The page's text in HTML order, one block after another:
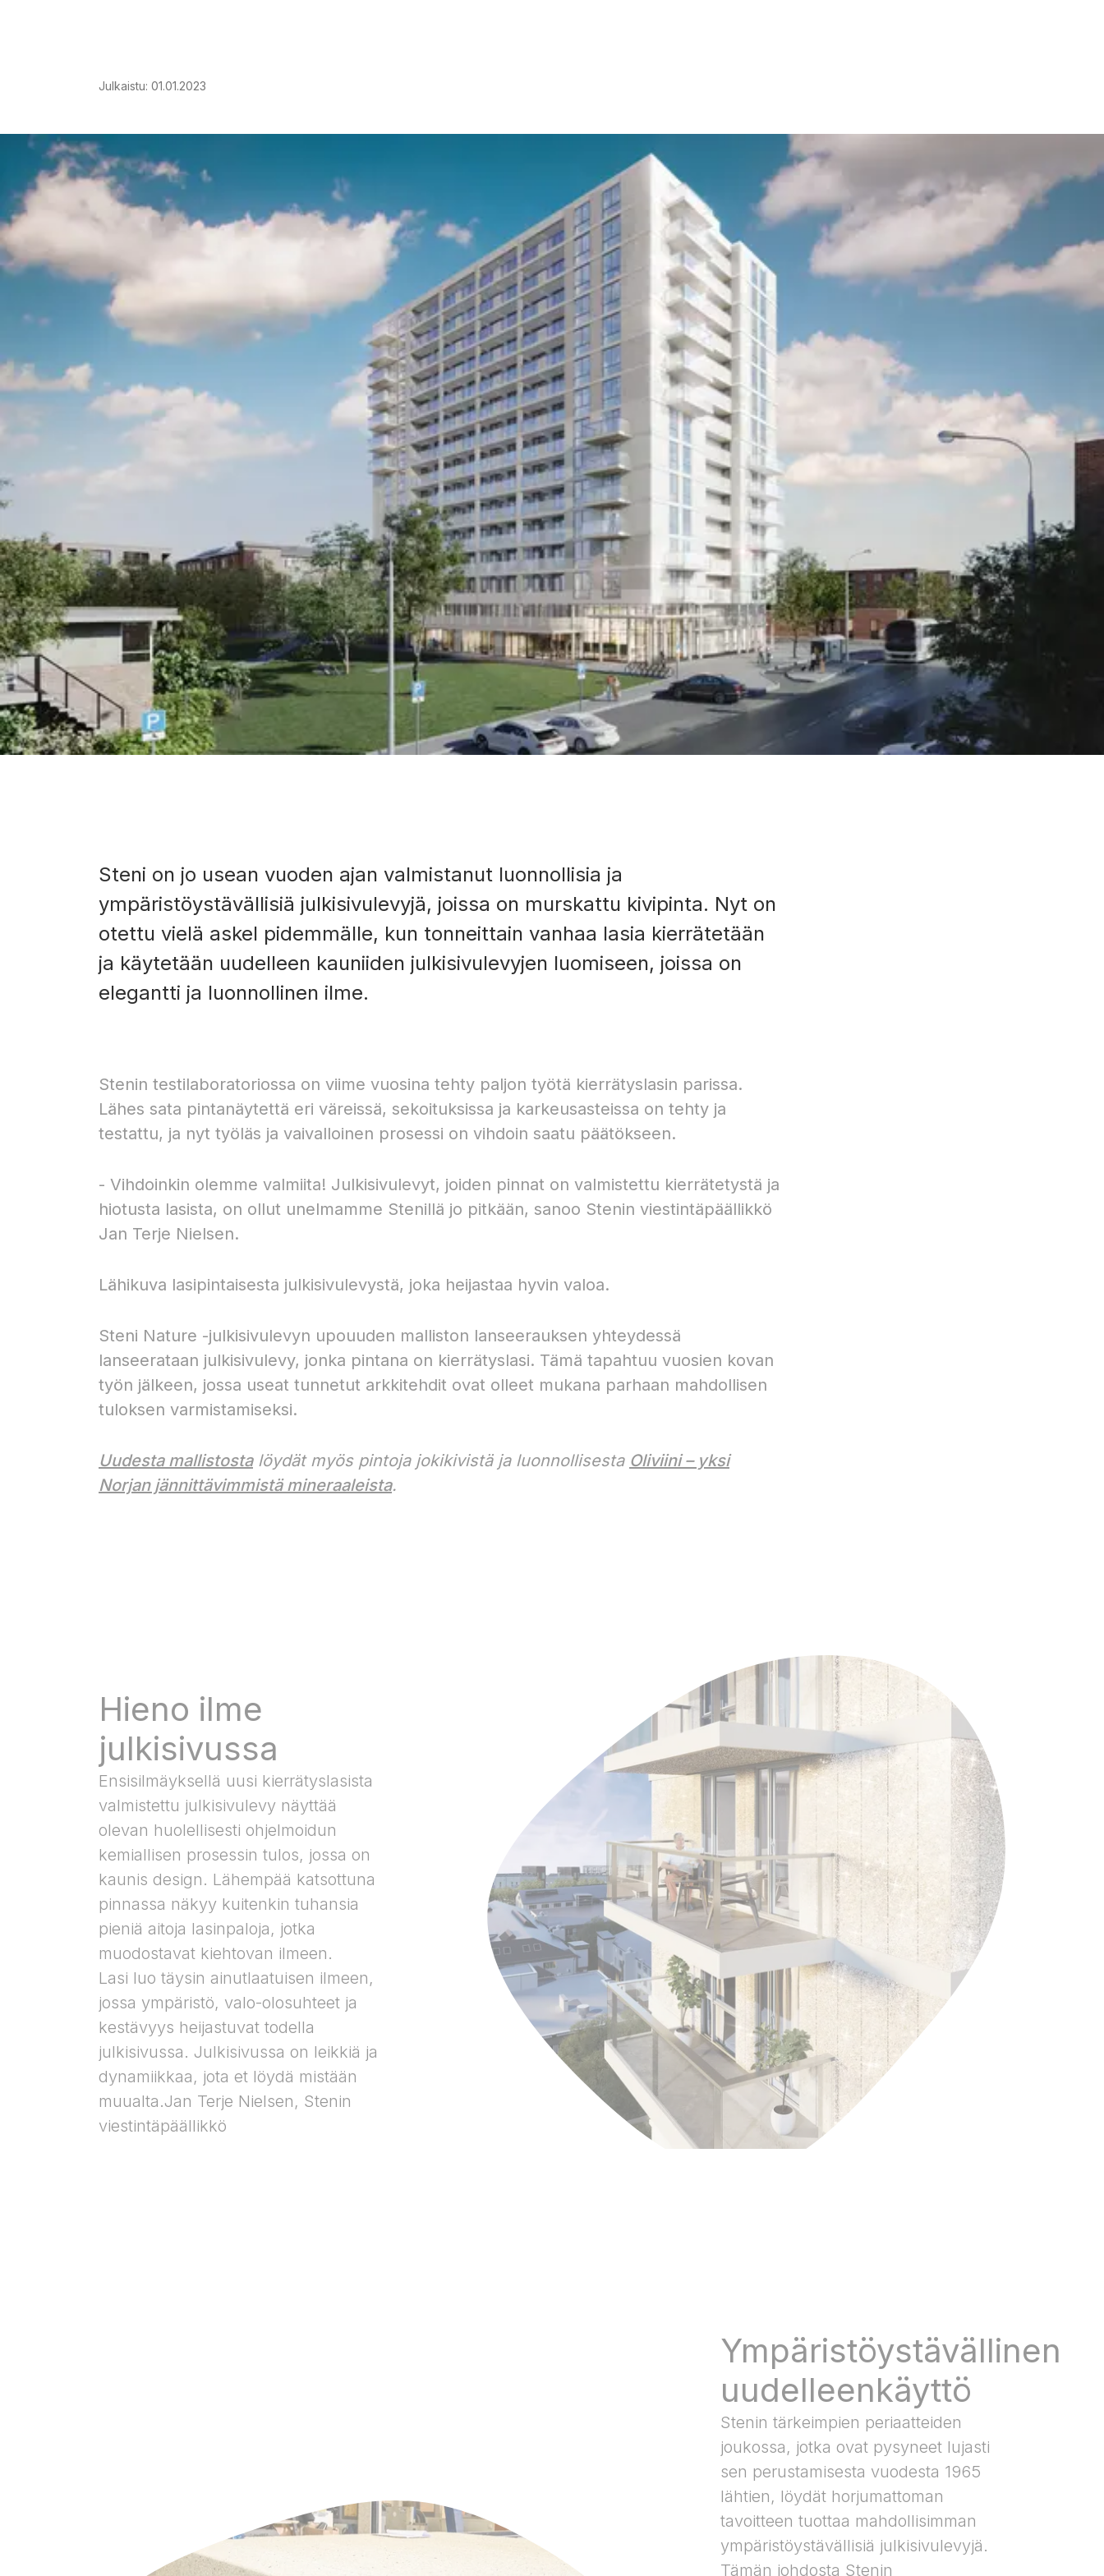
Julkaistu: 01.01.2023
Steni on jo usean vuoden ajan valmistanut luonnollisia ja
ympäristöystävällisiä julkisivulevyjä, joissa on murskattu kivipinta. Nyt on
otettu vielä askel pidemmälle, kun tonneittain vanhaa lasia kierrätetään
ja käytetään uudelleen kauniiden julkisivulevyjen luomiseen, joissa on
elegantti ja luonnollinen ilme.
Stenin testilaboratoriossa on viime vuosina tehty paljon työtä kierrätyslasin parissa.
Lähes sata pintanäytettä eri väreissä, sekoituksissa ja karkeusasteissa on tehty ja
testattu, ja nyt työläs ja vaivalloinen prosessi on vihdoin saatu päätökseen.
- Vihdoinkin olemme valmiita! Julkisivulevyt, joiden pinnat on valmistettu kierrätetystä ja
hiotusta lasista, on ollut unelmamme Stenillä jo pitkään, sanoo Stenin viestintäpäällikkö
Jan Terje Nielsen.
Lähikuva lasipintaisesta julkisivulevystä, joka heijastaa hyvin valoa.
Steni Nature -julkisivulevyn upouuden malliston lanseerauksen yhteydessä
lanseerataan julkisivulevy, jonka pintana on kierrätyslasi. Tämä tapahtuu vuosien kovan
työn jälkeen, jossa useat tunnetut arkkitehdit ovat olleet mukana parhaan mahdollisen
tuloksen varmistamiseksi.
Uudesta mallistostalöydät myös pintoja jokikivistä ja luonnollisesta Oliviini – yksi
Norjan jännittävimmistä mineraaleista.
Hieno ilme
julkisivussa
Ensisilmäyksellä uusi kierrätyslasista
valmistettu julkisivulevy näyttää
olevan huolellisesti ohjelmoidun
kemiallisen prosessin tulos, jossa on
kaunis design. Lähempää katsottuna
pinnassa näkyy kuitenkin tuhansia
pieniä aitoja lasinpaloja, jotka
muodostavat kiehtovan ilmeen.
Lasi luo täysin ainutlaatuisen ilmeen,
jossa ympäristö, valo-olosuhteet ja
kestävyys heijastuvat todella
julkisivussa. Julkisivussa on leikkiä ja
dynamiikkaa, jota et löydä mistään
muualta.​Jan Terje Nielsen, Stenin
viestintäpäällikkö​
Ympäristöystävällinen
uudelleenkäyttö
Stenin tärkeimpien periaatteiden
joukossa, jotka ovat pysyneet lujasti
sen perustamisesta vuodesta 1965
lähtien, löydät horjumattoman
tavoitteen tuottaa mahdollisimman
ympäristöystävällisiä julkisivulevyjä.
Tämän johdosta Stenin